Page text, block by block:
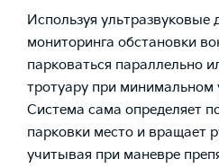
Используя ультразвуковые
мониторинга обстановки
парковаться параллельно
тротуару при минимальном
Система сама определяет
парковки место и вращает
учитывая при маневре